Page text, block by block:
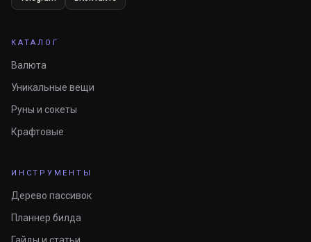
КАТАЛОГ
Валюта
Уникальные вещи
Руны и сокеты
Крафтовые
ИНСТРУМЕНТЫ
Дерево пассивок
Планнер билда